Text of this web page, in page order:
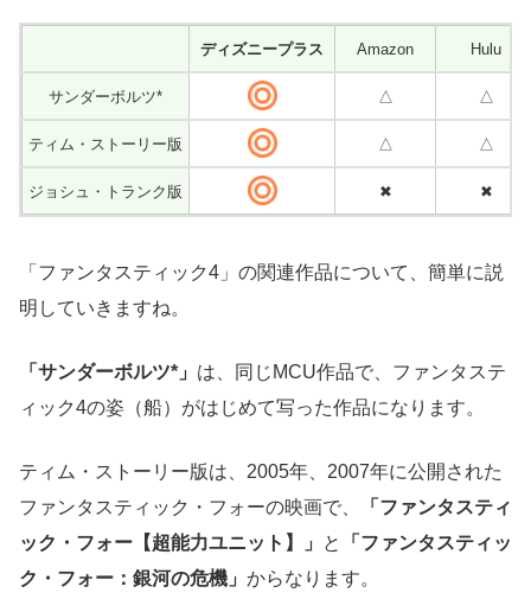
ディズニープラス Amazon Hulu
サンダーボルツ* △ △
ティム・ストーリー版 △ △
ジョシュ・トランク版 ✖ ✖
「ファンタスティック4」の関連作品について、簡単に説
明していきますね。
「サンダーボルツ*」 は、同じMCU作品で、ファンタステ
ィック4の姿（船）がはじめて写った作品になります。
ティム・ストーリー版は、2005年、2007年に公開された
ファンタスティック・フォーの映画で、
「ファンタスティ
ック・フォー【超能力ユニット】」
と
「ファンタスティッ
ク・フォー：銀河の危機」 からなります。